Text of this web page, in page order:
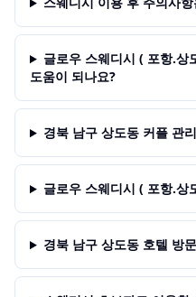
글로우 스웨디시 ( 포항.상
도움이 되나요?
경북 남구 상도동 커플 관
글로우 스웨디시 ( 포항.상
경북 남구 상도동 호텔 방